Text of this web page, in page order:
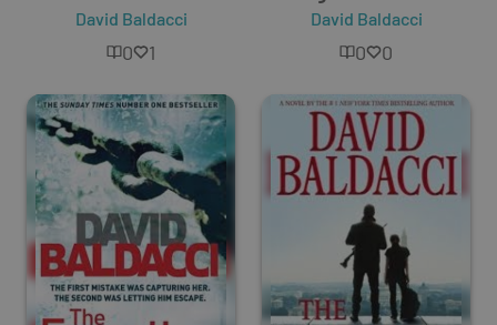
David Baldacci
0 1
Thriller
David Baldacci
0 0